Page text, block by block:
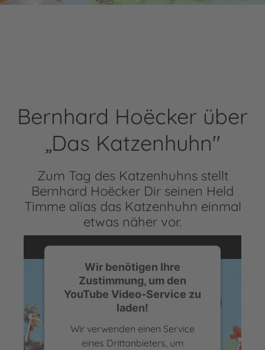
Bernhard Hoëcker über
„Das Katzenhuhn"
Zum Tag des Katzenhuhns stellt
Bernhard Hoëcker Dir seinen Held
Timme alias das Katzenhuhn einmal
etwas näher vor.
Wir benötigen Ihre
Zustimmung, um den
YouTube Video-Service zu
laden!
Wir verwenden einen Service
eines Drittanbieters, um